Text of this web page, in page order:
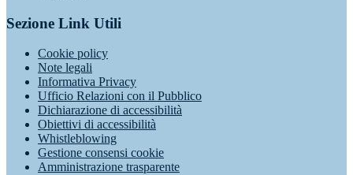
Sezione Link Utili
Cookie policy
Note legali
Informativa Privacy
Ufficio Relazioni con il Pubblico
Dichiarazione di accessibilità
Obiettivi di accessibilità
Whistleblowing
Gestione consensi cookie
Amministrazione trasparente